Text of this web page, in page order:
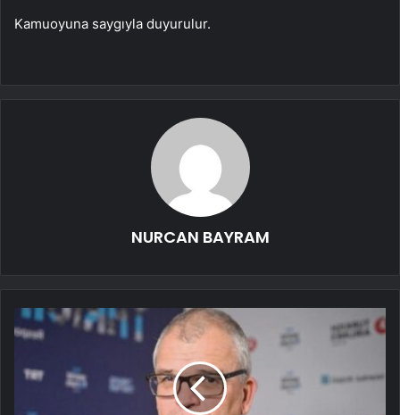
Kamuoyuna saygıyla duyurulur.
NURCAN BAYRAM